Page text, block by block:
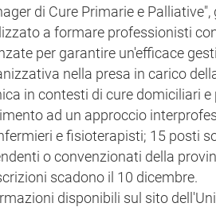
di Cure Primarie e
a formare professionisti
per garantire un'efficace
nella presa in carico
in contesti di cure domiciliari
ad un approccio
e fisioterapisti; 15 posti
o convenzionati della
scadono il 10 dicembre.
disponibili sul sito